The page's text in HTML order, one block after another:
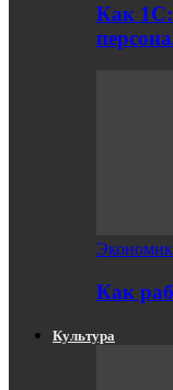
Как 1С:
Как
Культура